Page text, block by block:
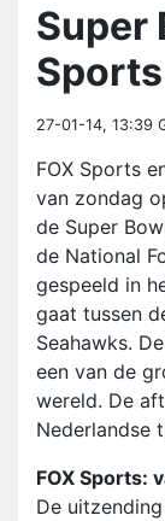
Super
27-01-14, 13:39
FOX Sports
van zondag
de Super
de National
gespeeld in
gaat tussen
Seahawks.
een van de
wereld. De
Nederlandse
FOX Sports:
De